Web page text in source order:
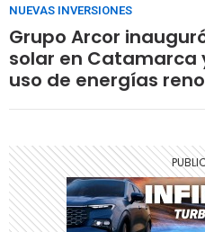
NUEVAS INVERSIONES
Grupo Arcor
solar en Catamarca
uso de energías